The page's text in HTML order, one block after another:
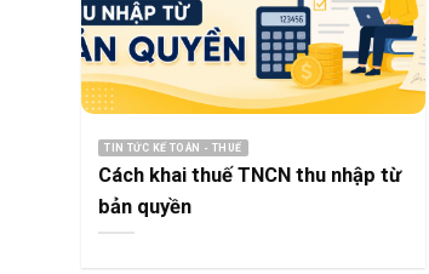
TIN TỨC KẾ TOÁN - THUẾ
Cách khai thuế TNCN thu nhập từ
bản quyền